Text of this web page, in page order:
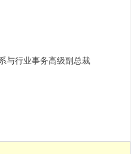
与行业事务高级副总裁